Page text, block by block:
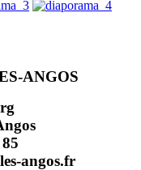
ANGOS
angos.fr